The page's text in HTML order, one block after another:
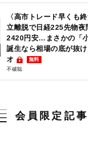
〈高市トレード早くも
立離脱で日経225先物夜
2420円安…まさかの「
誕生なら相場の底が抜
オ
無料
不破聡
会員限定記事